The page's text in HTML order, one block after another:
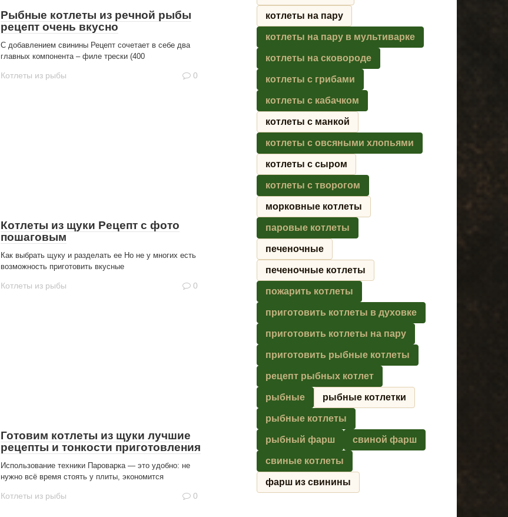
Рыбные котлеты из речной рыбы
рецепт очень вкусно
С добавлением свинины Рецепт сочетает в себе два
главных компонента – филе трески (400
Котлеты из рыбы 0
Котлеты из щуки Рецепт с фото
пошаговым
Как выбрать щуку и разделать ее Но не у многих есть
возможность приготовить вкусные
Котлеты из рыбы 0
Готовим котлеты из щуки лучшие
рецепты и тонкости приготовления
Использование техники Пароварка — это удобно: не
нужно всё время стоять у плиты, экономится
Котлеты из рыбы 0
котлеты на пару
котлеты на пару в мультиварке
котлеты на сковороде
котлеты с грибами
котлеты с кабачком
котлеты с манкой
котлеты с овсяными хлопьями
котлеты с сыром
котлеты с творогом
морковные котлеты
паровые котлеты
печеночные
печеночные котлеты
пожарить котлеты
приготовить котлеты в духовке
приготовить котлеты на пару
приготовить рыбные котлеты
рецепт рыбных котлет
рыбные рыбные котлетки
рыбные котлеты
рыбный фарш свиной фарш
свиные котлеты
фарш из свинины